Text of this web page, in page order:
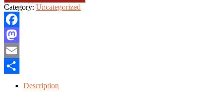
Category: Uncategorized
Facebook
Mastodon
Email
Description